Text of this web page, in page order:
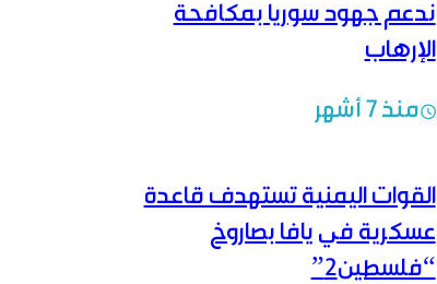
ندعم جهود سوريا بمكافحة
الإرهاب
منذ 7 أشهر
القوات اليمنية تستهدف قاعدة
عسكرية في يافا بصاروخ
“فلسطين2”